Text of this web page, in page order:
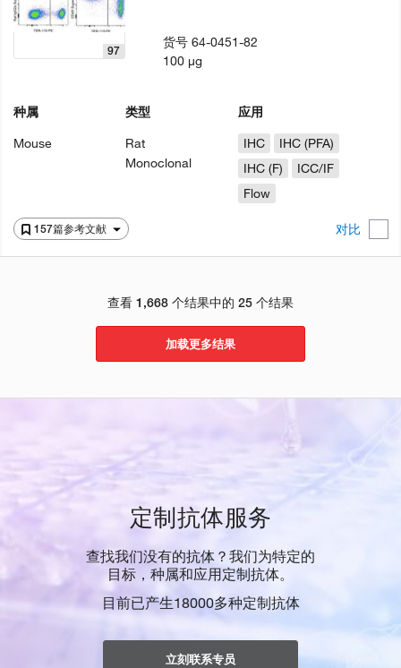
157篇参考文献 对比
97
种属
Mouse
类型
Rat
Monoclonal
应用
IHC
IHC (PFA)
IHC (F)
ICC/IF
Flow
货号64-0451-82
100 µg
查看 1,668 个结果中的 25 个结果
加载更多结果
定制抗体服务
查找我们没有的抗体？我们为特定的
目标，种属和应用定制抗体。
目前已产生18000多种定制抗体
立刻联系专员